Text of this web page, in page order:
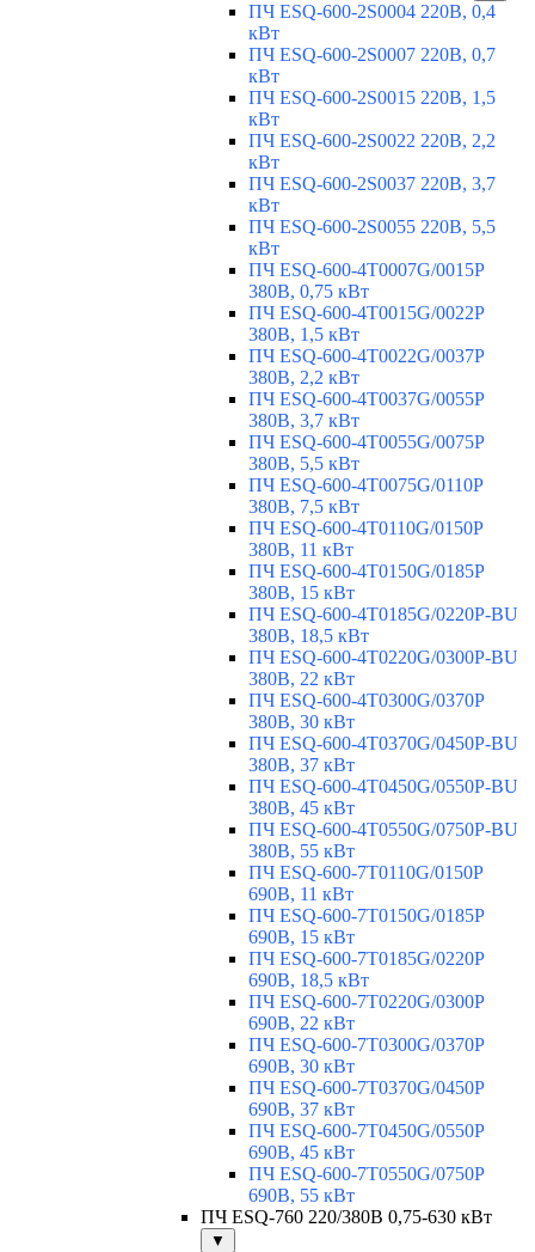
ПЧ ESQ-600-2S0004 220В, 0,4
кВт
ПЧ ESQ-600-2S0007 220В, 0,7
кВт
ПЧ ESQ-600-2S0015 220В, 1,5
кВт
ПЧ ESQ-600-2S0022 220В, 2,2
кВт
ПЧ ESQ-600-2S0037 220В, 3,7
кВт
ПЧ ESQ-600-2S0055 220В, 5,5
кВт
ПЧ ESQ-600-4T0007G/0015P
380В, 0,75 кВт
ПЧ ESQ-600-4T0015G/0022P
380В, 1,5 кВт
ПЧ ESQ-600-4T0022G/0037P
380В, 2,2 кВт
ПЧ ESQ-600-4T0037G/0055P
380В, 3,7 кВт
ПЧ ESQ-600-4T0055G/0075P
380В, 5,5 кВт
ПЧ ESQ-600-4T0075G/0110P
380В, 7,5 кВт
ПЧ ESQ-600-4T0110G/0150P
380В, 11 кВт
ПЧ ESQ-600-4T0150G/0185P
380В, 15 кВт
ПЧ ESQ-600-4T0185G/0220P-BU
380В, 18,5 кВт
ПЧ ESQ-600-4T0220G/0300P-BU
380В, 22 кВт
ПЧ ESQ-600-4T0300G/0370P
380В, 30 кВт
ПЧ ESQ-600-4T0370G/0450P-BU
380В, 37 кВт
ПЧ ESQ-600-4T0450G/0550P-BU
380В, 45 кВт
ПЧ ESQ-600-4T0550G/0750P-BU
380В, 55 кВт
ПЧ ESQ-600-7T0110G/0150P
690В, 11 кВт
ПЧ ESQ-600-7T0150G/0185P
690В, 15 кВт
ПЧ ESQ-600-7T0185G/0220P
690В, 18,5 кВт
ПЧ ESQ-600-7T0220G/0300P
690В, 22 кВт
ПЧ ESQ-600-7T0300G/0370P
690В, 30 кВт
ПЧ ESQ-600-7T0370G/0450P
690В, 37 кВт
ПЧ ESQ-600-7T0450G/0550P
690В, 45 кВт
ПЧ ESQ-600-7T0550G/0750P
690В, 55 кВт
ПЧ ESQ-760 220/380В 0,75-630 кВт
▼